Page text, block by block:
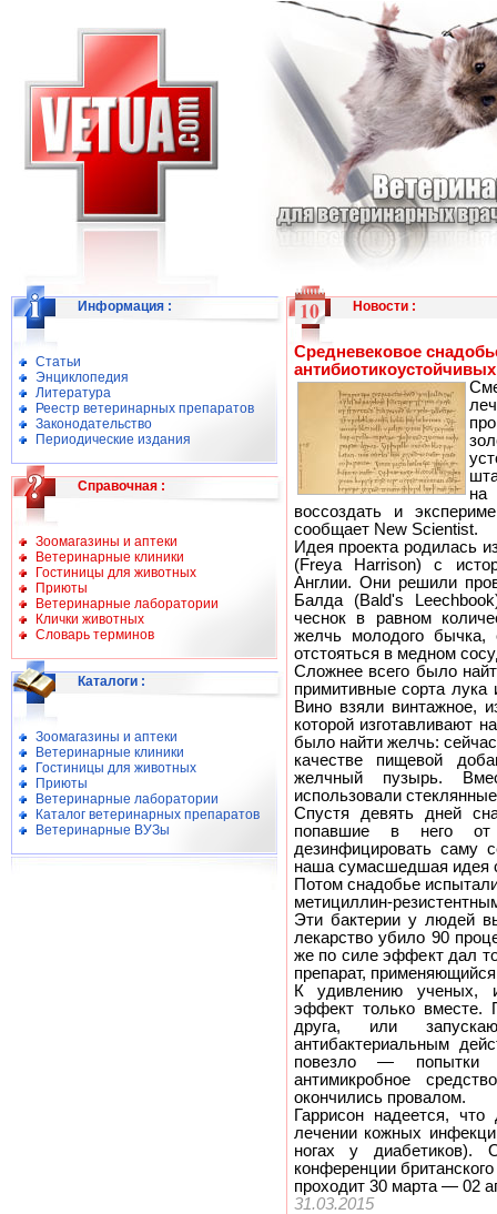
Информация :
Статьи
Энциклопедия
Литература
Реестр ветеринарных препаратов
Законодательство
Периодические издания
Справочная :
Зоомагазины и аптеки
Ветеринарные клиники
Гостиницы для животных
Приюты
Ветеринарные лаборатории
Клички животных
Словарь терминов
Каталоги :
Зоомагазины и аптеки
Ветеринарные клиники
Гостиницы для животных
Приюты
Ветеринарные лаборатории
Каталог ветеринарных препаратов
Ветеринарные ВУЗы
Новости:
Средневековое
на
воссоздать и
сообщает New Scientist.
Идея проекта родилась
(Freya Harrison) с
Англии. Они решили
Балда (Bald's
чеснок в равном
желчь молодого
отстояться в медном
Сложнее всего было
примитивные сорта лука
Вино взяли винтажное,
которой изготавливают
было найти желчь:
качестве пищевой
желчный пузырь.
использовали
Спустя девять дней
попавшие в него
дезинфицировать
наша сумасшедшая идея
Потом снадобье
метициллин-
Эти бактерии у людей
лекарство убило 90
же по силе эффект дал
препарат,
К удивлению ученых,
эффект только вместе.
друга, или
антибактериальным
повезло — попытки
антимикробное
окончились провалом.
Гаррисон надеется,
лечении кожных
ногах у диабетиков).
конференции
проходит 30 марта — 02
31.03.2015